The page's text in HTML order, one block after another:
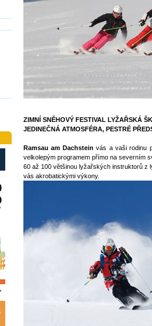
ZIMNÍ SNĚHOVÝ FESTIVAL LYŽAŘSKÁ
JEDINEČNÁ ATMOSFÉRA, PESTRÉ
Ramsau am Dachstein vás a vaši rodinu
velkolepým programem přímo na severním
60 až 100 většinou lyžařských instruktorů z
vás akrobatickými výkony.